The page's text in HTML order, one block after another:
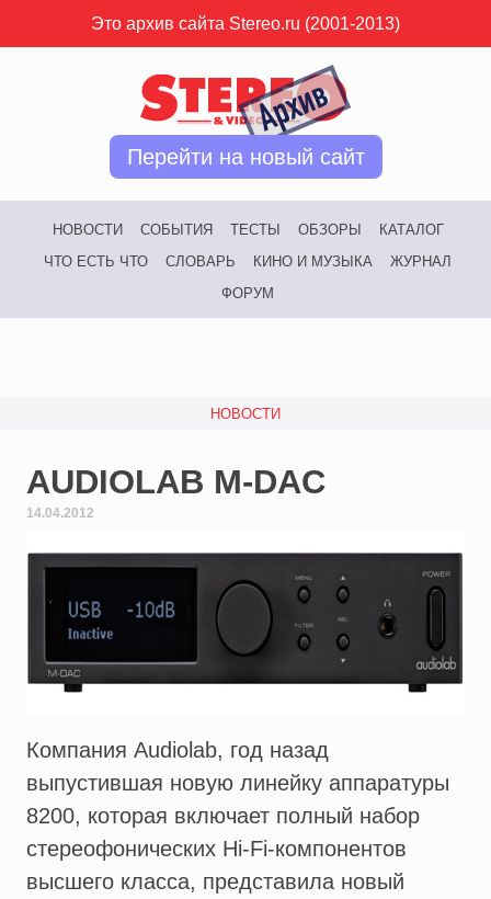
Это архив сайта Stereo.ru (2001-2013)
Перейти на новый сайт
НОВОСТИ СОБЫТИЯ ТЕСТЫ ОБЗОРЫ
КАТАЛОГ
ЧТО ЕСТЬ ЧТО
СЛОВАРЬ КИНО И МУЗЫКА
ЖУРНАЛ
ФОРУМ
НОВОСТИ
AUDIOLAB M-DAC
14.04.2012
Компания Audiolab, год назад
выпустившая новую линейку аппаратуры
8200, которая включает полный набор
стереофонических Hi-Fi-компонентов
высшего класса, представила новый